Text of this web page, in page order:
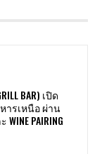
BAR) เปิด
ารเหนือ ผ่าน
PAIRING